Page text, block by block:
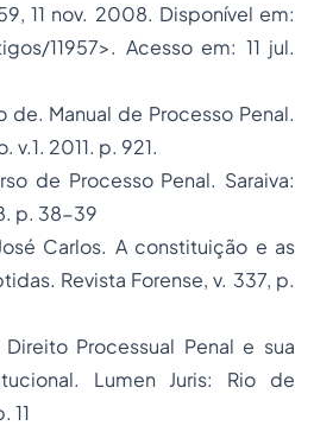
11 nov. 2008. Disponível em:
11957>. Acesso em: 11 jul.
de. Manual de Processo Penal.
v.1. 2011. p. 921.
de Processo Penal. Saraiva:
p. 38-39
José Carlos. A constituição e as
Revista Forense, v. 337, p.
Direito Processual Penal e sua
Lumen Juris: Rio de
11